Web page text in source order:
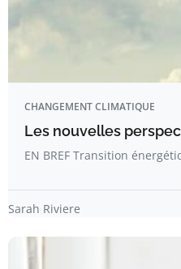
CHANGEMENT CLIMATIQUE
Les nouvelles
EN BREF Transition
Sarah Riviere